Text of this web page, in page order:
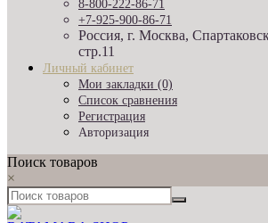
8-800-222-86-71
+7-925-900-86-71
Россия, г. Москва,
стр.11
Личный кабинет
Мои закладки (0)
Список сравнения
Регистрация
Авторизация
Поиск товаров
×